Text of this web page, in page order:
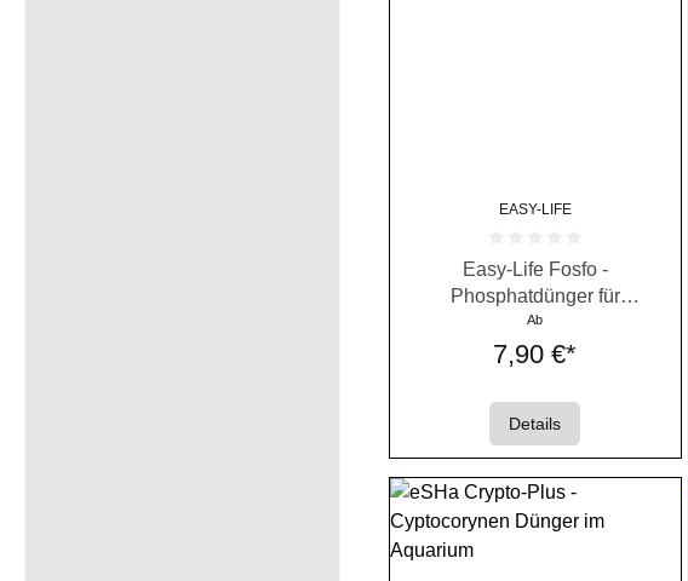
EASY-LIFE
Durchschnittliche Bewertung von
Easy-Life Fosfo -
Phosphatdünger für
Wasserpflanzen
Ab
7,90 €*
Details